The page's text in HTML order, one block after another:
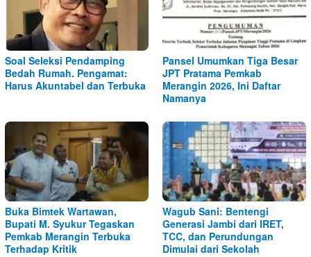
Soal Seleksi Pendamping
Bedah Rumah. Pengamat:
Harus Akuntabel dan Terbuka
Pansel Umumkan Tiga Besar
JPT Pratama Pemkab
Merangin 2026, Ini Daftar
Namanya
Buka Bimtek Wartawan,
Bupati M. Syukur Tegaskan
Pemkab Merangin Terbuka
Terhadap Kritik
Wagub Sani: Bentengi
Generasi Jambi dari IRET,
TCC, dan Perundungan
Dimulai dari Sekolah